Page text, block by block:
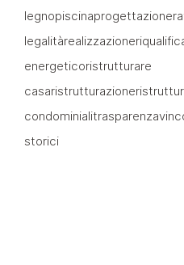
legnopiscinaprogettazione
legalitàrealizzazione
energeticoristrutturare
casaristrutturazione
condominialitrasparenza
storici